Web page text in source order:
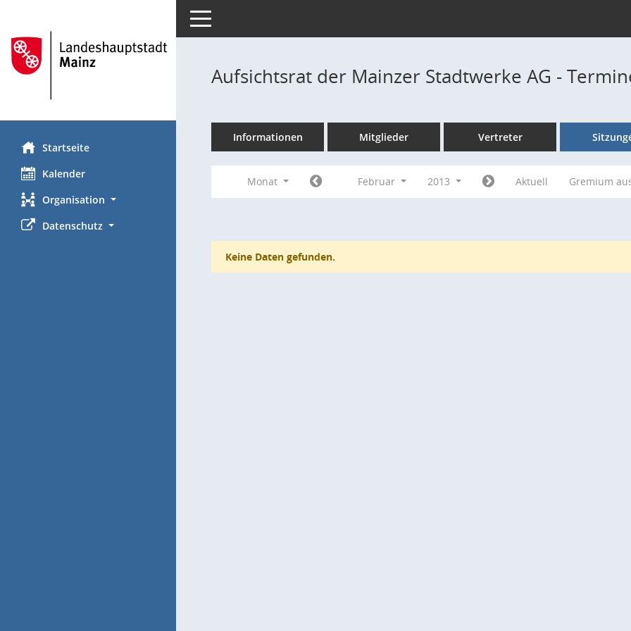
Startseite
Kalender
Organisation
Datenschutz
Toggle navigation
Aufsichtsrat der Mainzer Stadtwerke AG -
Informationen Mitglieder Vertreter
Monat Februar 2013 Aktuell Gremium
Keine Daten gefunden.